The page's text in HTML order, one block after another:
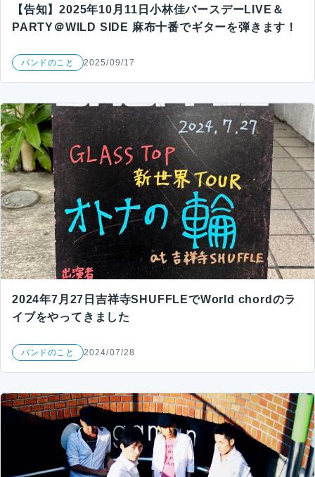
【告知】2025年10月11日小林佳バースデーLIVE＆
PARTY＠WILD SIDE 麻布十番でギターを弾きます！
バンドのこと 2025/09/17
2024年7月27日吉祥寺SHUFFLEでWorld chordのラ
イブをやってきました
バンドのこと 2024/07/28